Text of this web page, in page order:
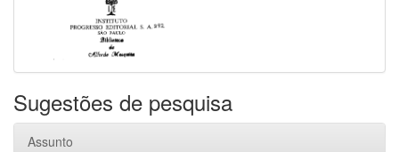
Sugestões de pesquisa
Assunto